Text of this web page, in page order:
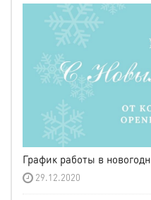
График работы в
29.12.2020